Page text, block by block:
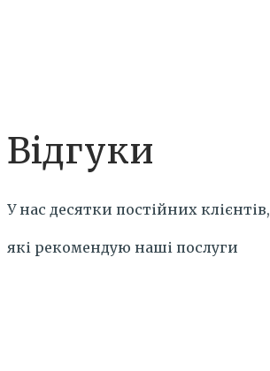
Відгуки
У нас десятки постійних клієнтів,
які рекомендую наші послуги